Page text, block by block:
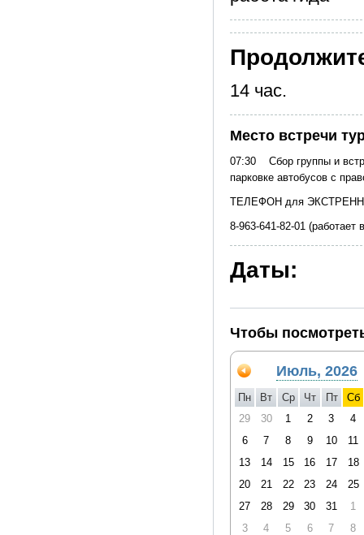
14 час.
Место встречи
07:30 Сбор группы и
парковке автобусов с
ТЕЛЕФОН для
8-963-641-82-01 (работает
Даты:
Чтобы
Июль, 2026
Пн Вт Ср Чт Пт
Сб
29
30 1 2 3
4
6
7 8 9 10
11
13
14 15 16 17
18
20
21 22 23 24
25
27
28 29 30 31
1
3
4 5 6 7 8